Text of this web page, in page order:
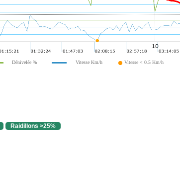
Dénivelée % Vitesse Km/h Vitesse < 0.5 Km/h
Raidillons >25%